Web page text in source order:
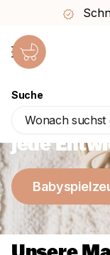
Lieferung in
Suche
Das
jede